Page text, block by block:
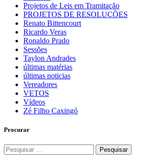
Projetos de Leis em Tramitação
PROJETOS DE RESOLUÇÕES
Renato Bittencourt
Ricardo Veras
Ronaldo Prado
Sessões
Taylon Andrades
últimas matérias
últimas noticias
Vereadores
VETOS
Vídeos
Zé Filho Caxingó
Procurar
Pesquisar
por: